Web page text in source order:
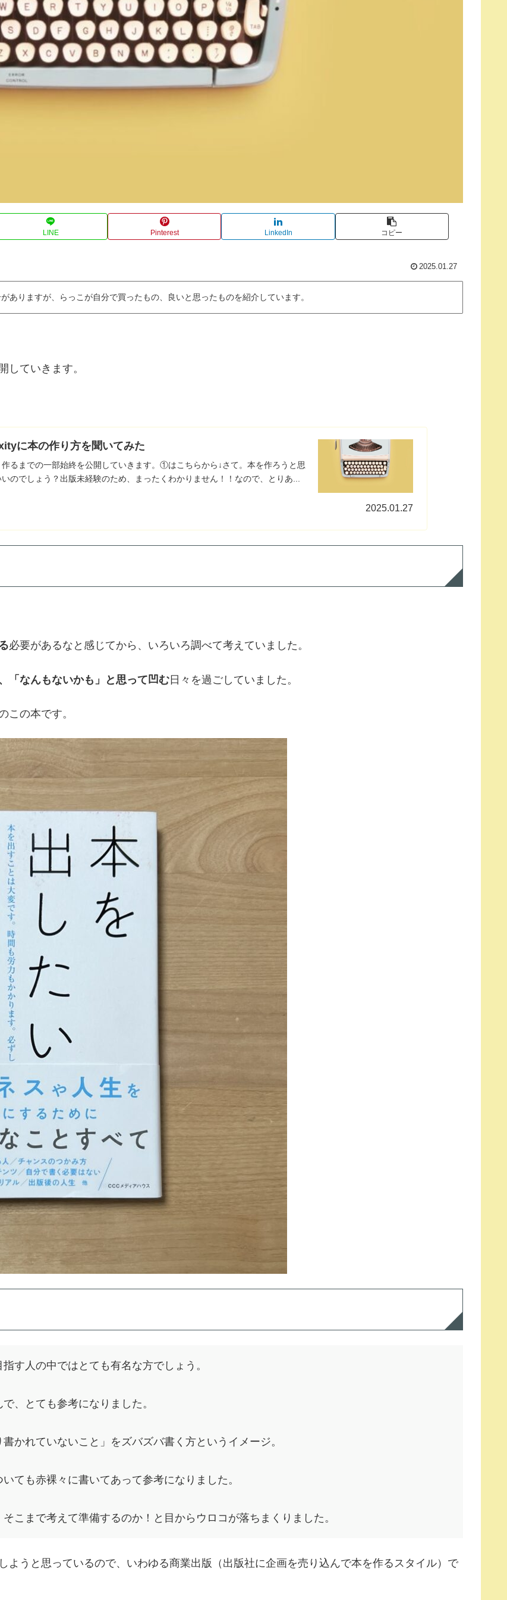
LINE Pinterest LinkedIn コピー
2025.01.27
ありますが、らっこが自分で買ったもの、良いと思ったものを紹介しています。
していきます。
に本の作り方を聞いてみた
るまでの一部始終を公開していきます。①はこちらから↓さて。本を作ろうと思
のでしょう？出版未経験のため、まったくわかりません！！なので、とりあ...
2025.01.27
必要があるなと感じてから、いろいろ調べて考えていました。
「なんもないかも」と思って凹む日々を過ごしていました。
この本です。
す人の中ではとても有名な方でしょう。
、とても参考になりました。
かれていないこと」をズバズバ書く方というイメージ。
ても赤裸々に書いてあって参考になりました。
そこまで考えて準備するのか！と目からウロコが落ちまくりました。
ようと思っているので、いわゆる商業出版（出版社に企画を売り込んで本を作るスタイル）で